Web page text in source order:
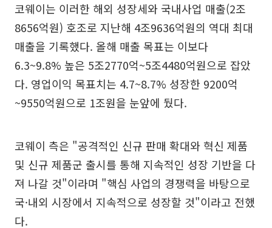
코웨이는 이러한 해외 성장세와 국내사업 매출(2조
8656억원) 호조로 지난해 4조9636억원의 역대 최대
매출을 기록했다. 올해 매출 목표는 이보다
6.3~9.8% 높은 5조2770억~5조4480억원으로 잡았
다. 영업이익 목표치는 4.7~8.7% 성장한 9200억
~9550억원으로 1조원을 눈앞에 뒀다.
코웨이 측은 "공격적인 신규 판매 확대와 혁신 제품
및 신규 제품군 출시를 통해 지속적인 성장 기반을 다
져 나갈 것"이라며 "핵심 사업의 경쟁력을 바탕으로
국·내외 시장에서 지속적으로 성장할 것"이라고 전했
다.